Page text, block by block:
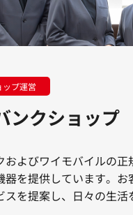
ップ運営
ンクショップ
およびワイモバイルの
器を提供しています。
スを提案し、日々の生活